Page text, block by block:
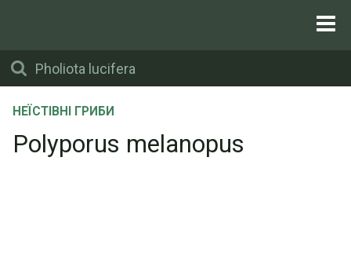
НЕЇСТІВНІ ГРИБИ
Polyporus melanopus